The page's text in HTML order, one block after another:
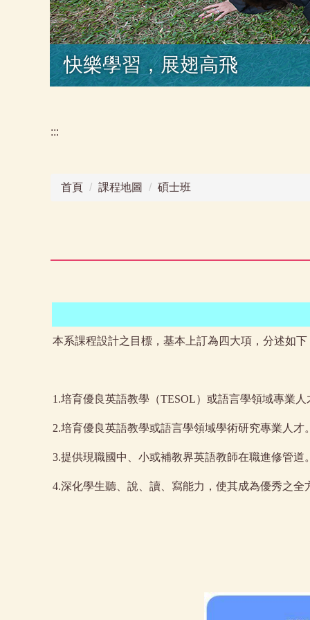
快樂學習，展翅高飛
:::
首頁 課程地圖 碩士班
本系課程設計之目標，基本上訂為四大項，分述如下
1.培育優良英語教學（TESOL）或語言學領域專業人
2.培育優良英語教學或語言學領域學術研究專業人才
3.提供現職國中、小或補教界英語教師在職進修管道
4.深化學生聽、說、讀、寫能力，使其成為優秀之全